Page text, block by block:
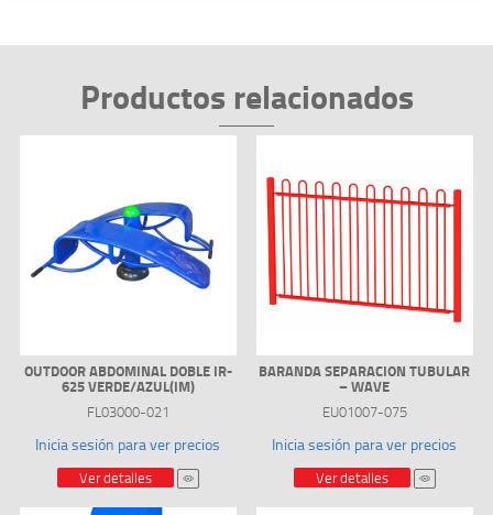
Productos relacionados
OUTDOOR ABDOMINAL DOBLE IR-
625 VERDE/AZUL(IM)
FL03000-021
Inicia sesión para ver precios
Ver detalles
BARANDA SEPARACION TUBULAR
– WAVE
EU01007-075
Inicia sesión para ver precios
Ver detalles